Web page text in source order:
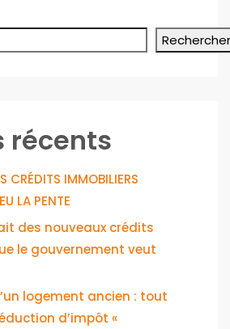
Rechercher
récents
CRÉDITS IMMOBILIERS
LA PENTE
des nouveaux crédits
le gouvernement veut
logement ancien : tout
d’impôt «